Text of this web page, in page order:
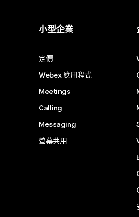
小型企業
定價
Webex 應用程式
Meetings
Calling
Messaging
螢幕共用